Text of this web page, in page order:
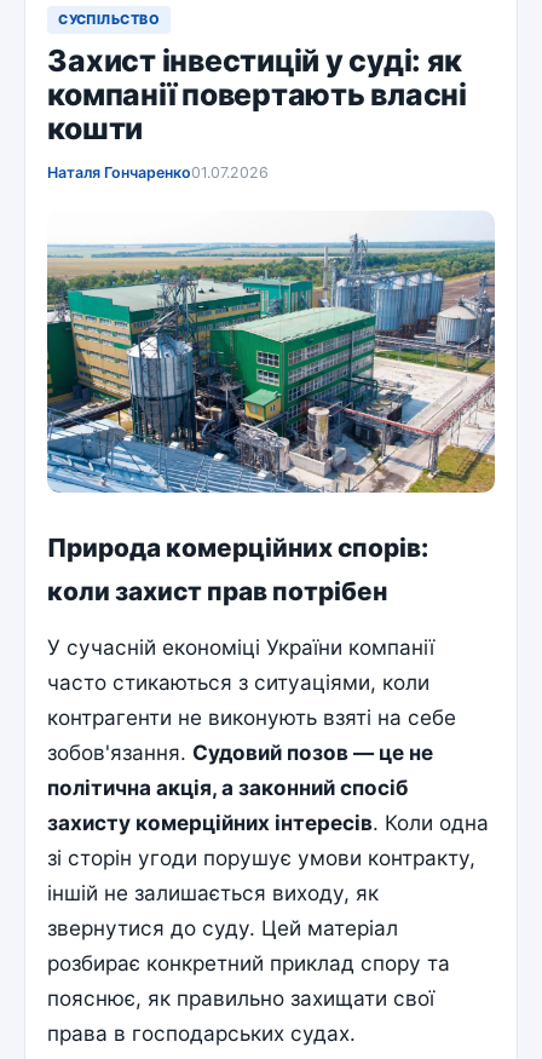
СУСПІЛЬСТВО
Захист інвестицій у суді: як
компанії повертають власні
кошти
Наталя Гончаренко01.07.2026
Природа комерційних спорів:
коли захист прав потрібен
У сучасній економіці України компанії
часто стикаються з ситуаціями, коли
контрагенти не виконують взяті на себе
зобов'язання. Судовий позов — це не
політична акція, а законний спосіб
захисту комерційних інтересів. Коли одна
зі сторін угоди порушує умови контракту,
іншій не залишається виходу, як
звернутися до суду. Цей матеріал
розбирає конкретний приклад спору та
пояснює, як правильно захищати свої
права в господарських судах.